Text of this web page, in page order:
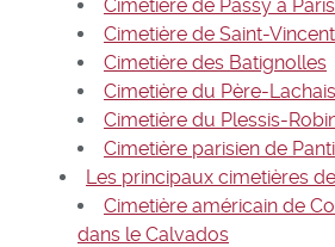
Cimetière de Passy à Paris
Cimetière de Saint-
Cimetière des Batignolles
Cimetière du Père-
Cimetière du Plessis-
Cimetière parisien de
Les principaux cimetières
Cimetière américain de
dans le Calvados